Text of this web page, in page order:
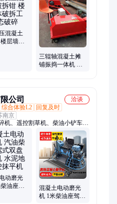
高倍数泡沫机、钢筋机械、园林
机、矿车、调度绞车、耙斗装岩
混凝土
层墙体
三辊轴混凝土摊
铺振捣一体机 双
公司
洽谈
综合体验L2
回复及时
南京
机、遥控割草机、柴油小铲车、
管机、环氧地坪打磨机、装载
、手扶式开沟机、波纹管制管
电动坡口机、草坪打孔机、起草
机、钢板铣边机、全自动洗桶
、农田捡石机
动磨光
油座驾
混凝土电动磨光
机 1米柴油座驾式